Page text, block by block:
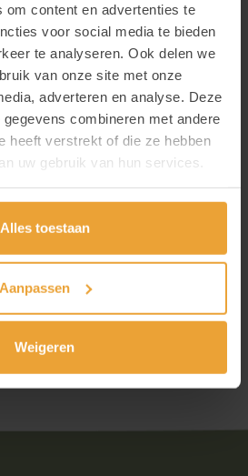
om content en advertenties te
voor social media te bieden
te analyseren. Ook delen we
van onze site met onze
adverteren en analyse. Deze
combineren met andere
heeft verstrekt of die ze hebben
uw gebruik van hun services.
Alles toestaan
Aanpassen
Weigeren
er is daar ook al een
uit onze ervaring weten we
samenwerken loont!
waarrond je
samenwerken, of zou je
Neem contact op
.